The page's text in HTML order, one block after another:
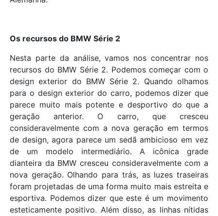
Os recursos do BMW Série 2
Nesta parte da análise, vamos nos concentrar nos
recursos do BMW Série 2. Podemos começar com o
design exterior do BMW Série 2. Quando olhamos
para o design exterior do carro, podemos dizer que
parece muito mais potente e desportivo do que a
geração anterior. O carro, que cresceu
consideravelmente com a nova geração em termos
de design, agora parece um sedã ambicioso em vez
de um modelo intermediário. A icônica grade
dianteira da BMW cresceu consideravelmente com a
nova geração. Olhando para trás, as luzes traseiras
foram projetadas de uma forma muito mais estreita e
esportiva. Podemos dizer que este é um movimento
esteticamente positivo. Além disso, as linhas nítidas